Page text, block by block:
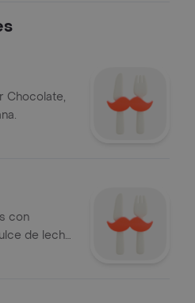
Chocolate,
con
de leche